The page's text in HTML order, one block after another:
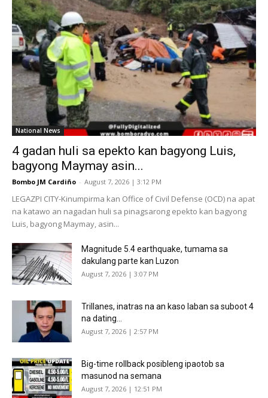
National News
4 gadan huli sa epekto kan bagyong Luis,
bagyong Maymay asin...
Bombo JM Cardiño - August 7, 2026 | 3:12 PM
LEGAZPI CITY-Kinumpirma kan Office of Civil Defense (OCD) na apat
na katawo an nagadan huli sa pinagsarong epekto kan bagyong
Luis, bagyong Maymay, asin...
Magnitude 5.4 earthquake, tumama sa
dakulang parte kan Luzon
August 7, 2026 | 3:07 PM
Trillanes, inatras na an kaso laban sa suboot 4
na dating...
August 7, 2026 | 2:57 PM
Big-time rollback posibleng ipaotob sa
masunod na semana
August 7, 2026 | 12:51 PM